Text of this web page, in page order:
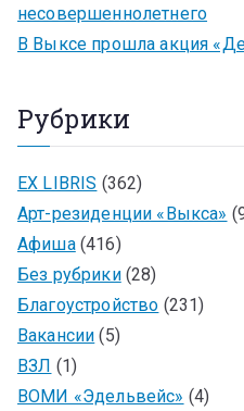
несовершеннолетнего
В Выксе прошла акция
Рубрики
EX LIBRIS (362)
Арт-резиденции «Выкса»
Афиша(416)
Без рубрики(28)
Благоустройство (231)
Вакансии (5)
ВЗЛ (1)
ВОМИ «Эдельвейс» (4)